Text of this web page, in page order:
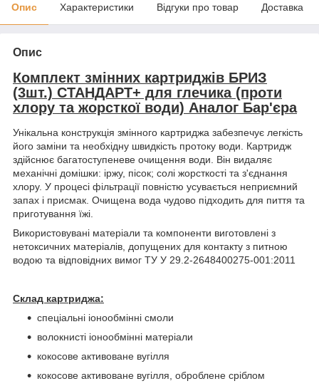
Опис Характеристики Відгуки про товар Доставка
Опис
Комплект змінних картриджів БРИЗ
(3шт.) СТАНДАРТ+ для глечика (проти
хлору та жорсткої води) Аналог Бар'єра
Унікальна конструкція змінного картриджа забезпечує легкість
його заміни та необхідну швидкість протоку води. Картридж
здійснює багатоступеневе очищення води. Він видаляє
механічні домішки: іржу, пісок; солі жорсткості та з'єднання
хлору. У процесі фільтрації повністю усувається неприємний
запах і присмак. Очищена вода чудово підходить для пиття та
приготування їжі.
Використовувані матеріали та компоненти виготовлені з
нетоксичних матеріалів, допущених для контакту з питною
водою та відповідних вимог ТУ У 29.2-2648400275-001:2011
Склад картриджа:
спеціальні іонообмінні смоли
волокнисті іонообмінні матеріали
кокосове активоване вугілля
кокосове активоване вугілля, оброблене сріблом